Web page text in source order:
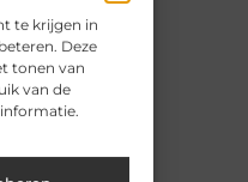
te krijgen in
Deze
tonen van
van de
▼
▼